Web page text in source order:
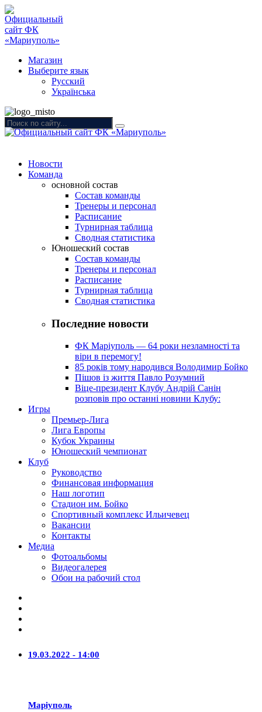
Магазин
Выберите язык
Русский
Українська
Новости
Команда
основной состав
Состав команды
Тренеры и персонал
Расписание
Турнирная таблица
Сводная статистика
Юношеский состав
Состав команды
Тренеры и персонал
Расписание
Турнирная таблица
Сводная статистика
Последние новости
ФК Маріуполь — 64 роки незламності та
віри в перемогу!
85 років тому народився Володимир Бойко
Пішов із життя Павло Розумний
Віце-президент Клубу Андрій Санін
розповів про останні новини Клубу:
Игры
Премьер-Лига
Лига Европы
Кубок Украины
Юношеский чемпионат
Клуб
Руководство
Финансовая информация
Наш логотип
Стадион им. Бойко
Спортивный комплекс Ильичевец
Вакансии
Контакты
Медиа
Фотоальбомы
Видеогалерея
Обои на рабочий стол
19.03.2022 - 14:00
Маріуполь